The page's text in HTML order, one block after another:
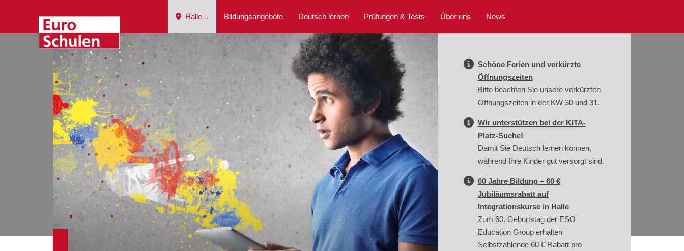
Halle ⌵ Bildungsangebote Deutsch lernen Prüfungen & Tests Über uns News
Schöne Ferien und verkürzte
Öffnungszeiten
Bitte beachten Sie unsere verkürzten
Öffnungszeiten in der KW 30 und 31.
Wir unterstützen bei der KITA-
Platz-Suche!
Damit Sie Deutsch lernen können,
während Ihre Kinder gut versorgt sind.
60 Jahre Bildung – 60 €
Jubiläumsrabatt auf
Integrationskurse in Halle
Zum 60. Geburtstag der ESO
Education Group erhalten
Selbstzahlende 60 € Rabatt pro